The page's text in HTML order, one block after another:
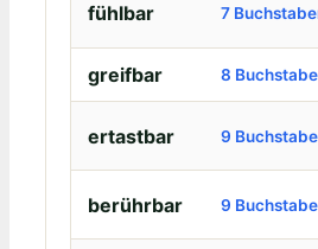
fühlbar 7
greifbar 8
ertastbar 9
berührbar 9